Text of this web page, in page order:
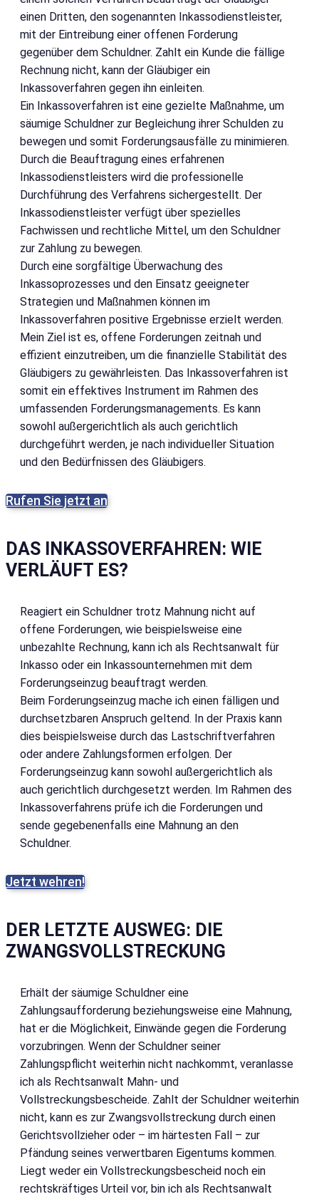
einen Dritten, den sogenannten Inkassodienstleister,
mit der Eintreibung einer offenen Forderung
gegenüber dem Schuldner. Zahlt ein Kunde die fällige
Rechnung nicht, kann der Gläubiger ein
Inkassoverfahren gegen ihn einleiten.
Ein Inkassoverfahren ist eine gezielte Maßnahme, um
säumige Schuldner zur Begleichung ihrer Schulden zu
bewegen und somit Forderungsausfälle zu minimieren.
Durch die Beauftragung eines erfahrenen
Inkassodienstleisters wird die professionelle
Durchführung des Verfahrens sichergestellt. Der
Inkassodienstleister verfügt über spezielles
Fachwissen und rechtliche Mittel, um den Schuldner
zur Zahlung zu bewegen.
Durch eine sorgfältige Überwachung des
Inkassoprozesses und den Einsatz geeigneter
Strategien und Maßnahmen können im
Inkassoverfahren positive Ergebnisse erzielt werden.
Mein Ziel ist es, offene Forderungen zeitnah und
effizient einzutreiben, um die finanzielle Stabilität des
Gläubigers zu gewährleisten. Das Inkassoverfahren ist
somit ein effektives Instrument im Rahmen des
umfassenden Forderungsmanagements. Es kann
sowohl außergerichtlich als auch gerichtlich
durchgeführt werden, je nach individueller Situation
und den Bedürfnissen des Gläubigers.
Rufen Sie jetzt an
DAS INKASSOVERFAHREN: WIE
VERLÄUFT ES?
Reagiert ein Schuldner trotz Mahnung nicht auf
offene Forderungen, wie beispielsweise eine
unbezahlte Rechnung, kann ich als Rechtsanwalt für
Inkasso oder ein Inkassounternehmen mit dem
Forderungseinzug beauftragt werden.
Beim Forderungseinzug mache ich einen fälligen und
durchsetzbaren Anspruch geltend. In der Praxis kann
dies beispielsweise durch das Lastschriftverfahren
oder andere Zahlungsformen erfolgen. Der
Forderungseinzug kann sowohl außergerichtlich als
auch gerichtlich durchgesetzt werden. Im Rahmen des
Inkassoverfahrens prüfe ich die Forderungen und
sende gegebenenfalls eine Mahnung an den
Schuldner.
Jetzt wehren!
DER LETZTE AUSWEG: DIE
ZWANGSVOLLSTRECKUNG
Erhält der säumige Schuldner eine
Zahlungsaufforderung beziehungsweise eine Mahnung,
hat er die Möglichkeit, Einwände gegen die Forderung
vorzubringen. Wenn der Schuldner seiner
Zahlungspflicht weiterhin nicht nachkommt, veranlasse
ich als Rechtsanwalt Mahn- und
Vollstreckungsbescheide. Zahlt der Schuldner weiterhin
nicht, kann es zur Zwangsvollstreckung durch einen
Gerichtsvollzieher oder – im härtesten Fall – zur
Pfändung seines verwertbaren Eigentums kommen.
Liegt weder ein Vollstreckungsbescheid noch ein
rechtskräftiges Urteil vor, bin ich als Rechtsanwalt